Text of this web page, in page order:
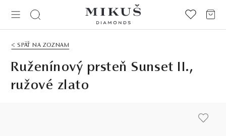
< SPÄŤ NA ZOZNAM
Ruženínový prsteň Sunset II.,
ružové zlato